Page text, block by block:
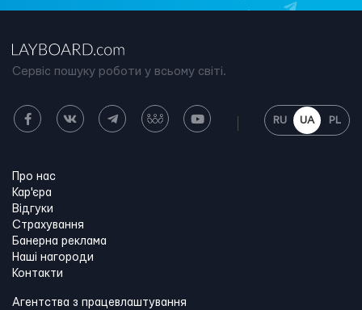
Сервіс пошуку роботи у всьому світі.
RU UA PL
Про нас
Кар'єра
Відгуки
Страхування
Банерна реклама
Наші нагороди
Контакти
Агентства з працевлаштування